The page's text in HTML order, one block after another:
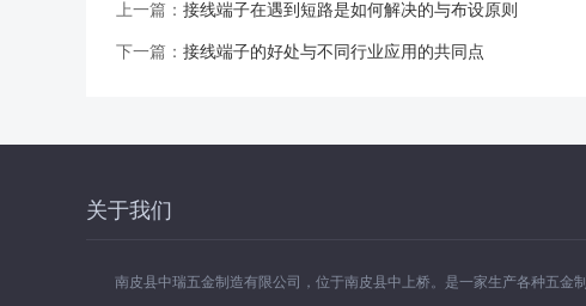
上一篇： 接线端子在遇到短路是如何解决的与布设原则
下一篇： 接线端子的好处与不同行业应用的共同点
关于我们
南皮县中瑞五金制造有限公司，位于南皮县中上桥。是一家生产各种五金制